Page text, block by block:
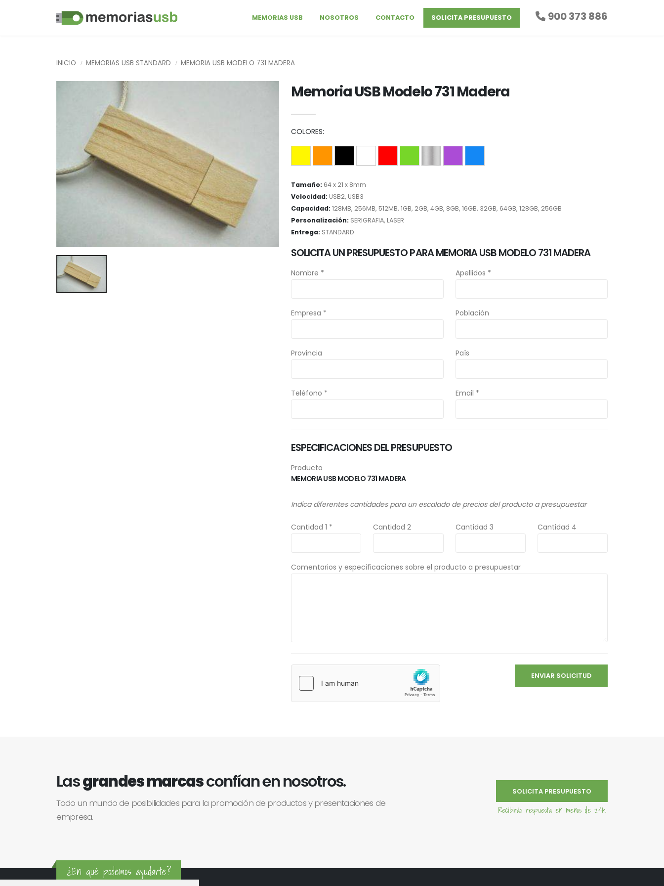
MEMORIAS USB NOSOTROS CONTACTO SOLICITA PRESUPUESTO 900 373 886
INICIO MEMORIAS USB STANDARD MEMORIA USB MODELO 731 MADERA
Memoria USB Modelo 731 Madera
COLORES:
Tamaño: 64 x 21 x 8mm
Velocidad: USB2, USB3
Capacidad: 128MB, 256MB, 512MB, 1GB, 2GB, 4GB, 8GB, 16GB, 32GB, 64GB, 128GB, 256GB
Personalización: SERIGRAFIA, LASER
Entrega: STANDARD
SOLICITA UN PRESUPUESTO PARA MEMORIA USB MODELO 731 MADERA
Nombre * Apellidos *
Empresa * Población
Provincia País
Teléfono * Email *
ESPECIFICACIONES DEL PRESUPUESTO
Producto
MEMORIA USB MODELO 731 MADERA
Indica diferentes cantidades para un escalado de precios del producto a presupuestar
Cantidad 1 * Cantidad 2 Cantidad 3 Cantidad 4
Comentarios y especificaciones sobre el producto a presupuestar
Lasgrandes marcasconfían en nosotros.
Todo un mundo de posibilidades para la promoción de productos y presentaciones de
empresa.
SOLICITA PRESUPUESTO
Recibirás respuesta en menos de 24h.
¿En qué podemos ayudarte?